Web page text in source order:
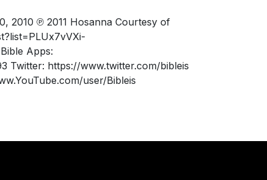
2010 ℗ 2011 Hosanna Courtesy of
Apps:
Twitter: https://www.twitter.com/bibleis
user/Bibleis